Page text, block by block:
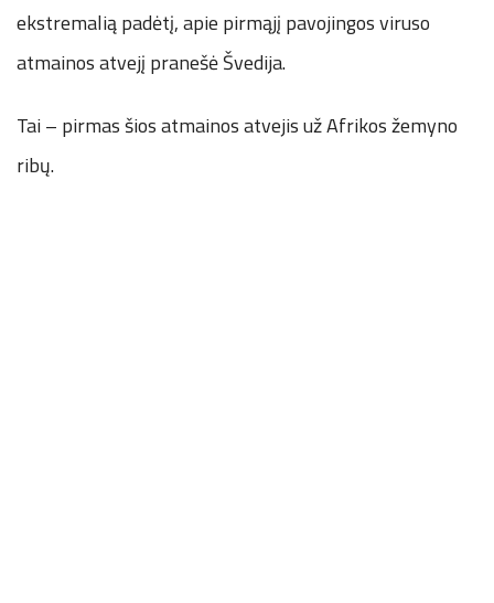
ekstremalią padėtį, apie pirmąjį pavojingos viruso
atmainos atvejį pranešė Švedija.
Tai – pirmas šios atmainos atvejis už Afrikos žemyno
ribų.